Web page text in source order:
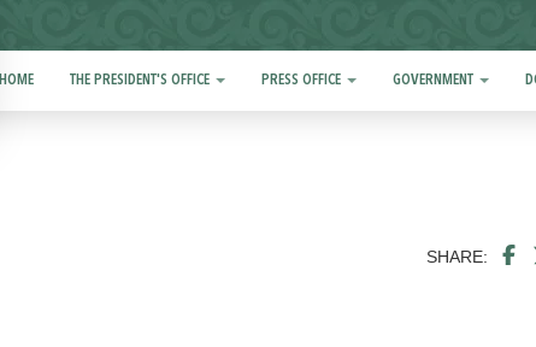
HOME THE PRESIDENT'S OFFICE PRESS OFFICE GOVERNMENT
SHARE: